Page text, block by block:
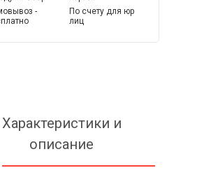
-
По счету для юр
лиц
Характеристики и
описание